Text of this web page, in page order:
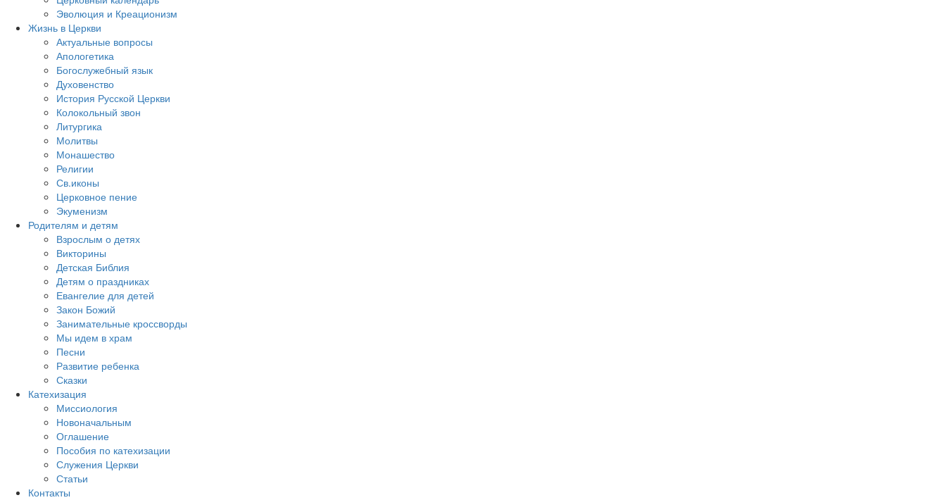
Эволюция и Креационизм
Жизнь в Церкви
Актуальные вопросы
Апологетика
Богослужебный язык
Духовенство
История Русской Церкви
Колокольный звон
Литургика
Молитвы
Монашество
Религии
Св.иконы
Церковное пение
Экуменизм
Родителям и детям
Взрослым о детях
Викторины
Детская Библия
Детям о праздниках
Евангелие для детей
Закон Божий
Занимательные кроссворды
Мы идем в храм
Песни
Развитие ребенка
Сказки
Катехизация
Миссиология
Новоначальным
Оглашение
Пособия по катехизации
Служения Церкви
Статьи
Контакты